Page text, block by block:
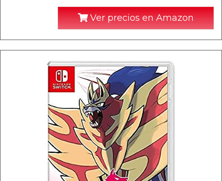
Ver precios en Amazon